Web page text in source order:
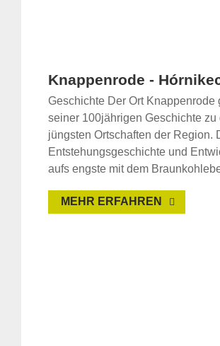
Knappenrode -
Geschichte Der Ort Knappenrode
seiner 100jährigen Geschichte zu
jüngsten Ortschaften der Region.
Entstehungsgeschichte und
aufs engste mit dem
MEHR ERFAHREN